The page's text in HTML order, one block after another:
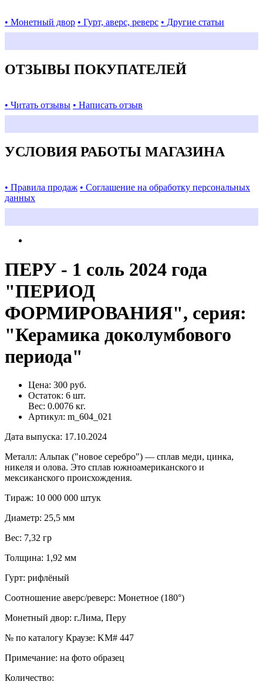
• Монетный двор • Гурт, аверс, реверс • Другие статьи
ОТЗЫВЫ ПОКУПАТЕЛЕЙ
• Читать отзывы • Написать отзыв
УСЛОВИЯ РАБОТЫ МАГАЗИНА
• Правила продаж • Соглашение на обработку персональных
данных
ПЕРУ - 1 соль 2024 года
"ПЕРИОД
ФОРМИРОВАНИЯ", серия:
"Керамика доколумбового
периода"
Цена: 300 руб.
Остаток: 6 шт.
Вес: 0.0076 кг.
Артикул: m_604_021
Дата выпуска: 17.10.2024
Металл: Альпак ("новое серебро") — сплав меди, цинка,
никеля и олова. Это сплав южноамериканского и
мексиканского происхождения.
Тираж: 10 000 000 штук
Диаметр: 25,5 мм
Вес: 7,32 гр
Толщина: 1,92 мм
Гурт: рифлёный
Соотношение аверс/реверс: Монетное (180°)
Монетный двор: г.Лима, Перу
№ по каталогу Краузе: KM# 447
Примечание: на фото образец
Количество: